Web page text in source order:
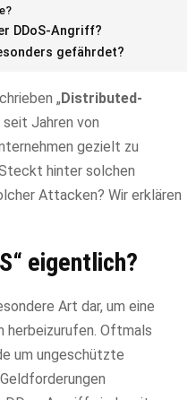
DDoS-Angriff?
gefährdet?
„ Distributed-
seit Jahren von
gezielt zu
hinter solchen
Attacken? Wir erklären
eigentlich?
Art dar, um eine
herbeizurufen. Oftmals
um ungeschützte